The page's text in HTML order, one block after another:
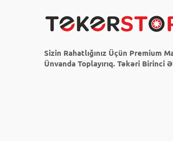
Sizin Rahatlığınız Üçün Premium
Ünvanda Toplayırıq. Təkəri Birinci